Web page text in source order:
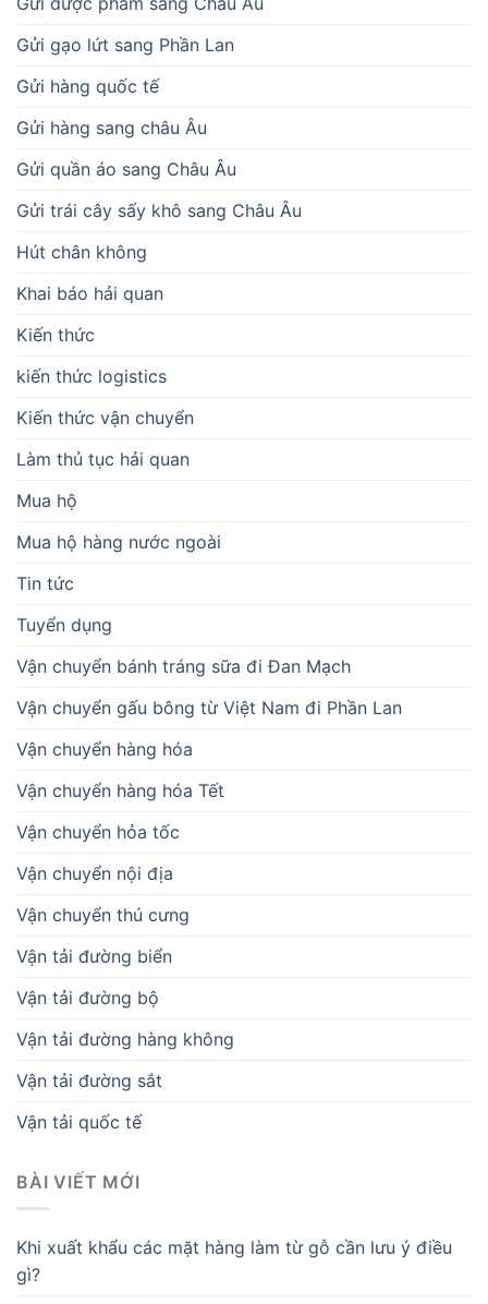
Gửi gạo lứt sang Phần Lan
Gửi hàng quốc tế
Gửi hàng sang châu Âu
Gửi quần áo sang Châu Âu
Gửi trái cây sấy khô sang Châu Âu
Hút chân không
Khai báo hải quan
Kiến thức
kiến thức logistics
Kiến thức vận chuyển
Làm thủ tục hải quan
Mua hộ
Mua hộ hàng nước ngoài
Tin tức
Tuyển dụng
Vận chuyển bánh tráng sữa đi Đan Mạch
Vận chuyển gấu bông từ Việt Nam đi Phần Lan
Vận chuyển hàng hóa
Vận chuyển hàng hóa Tết
Vận chuyển hỏa tốc
Vận chuyển nội địa
Vận chuyển thú cưng
Vận tải đường biển
Vận tải đường bộ
Vận tải đường hàng không
Vận tải đường sắt
Vận tải quốc tế
BÀI VIẾT MỚI
Khi xuất khẩu các mặt hàng làm từ gỗ cần lưu ý điều
gì?